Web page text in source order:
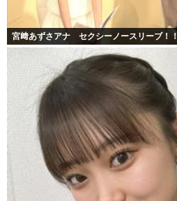
宮﨑あずさアナ セクシーノースリーブ！！